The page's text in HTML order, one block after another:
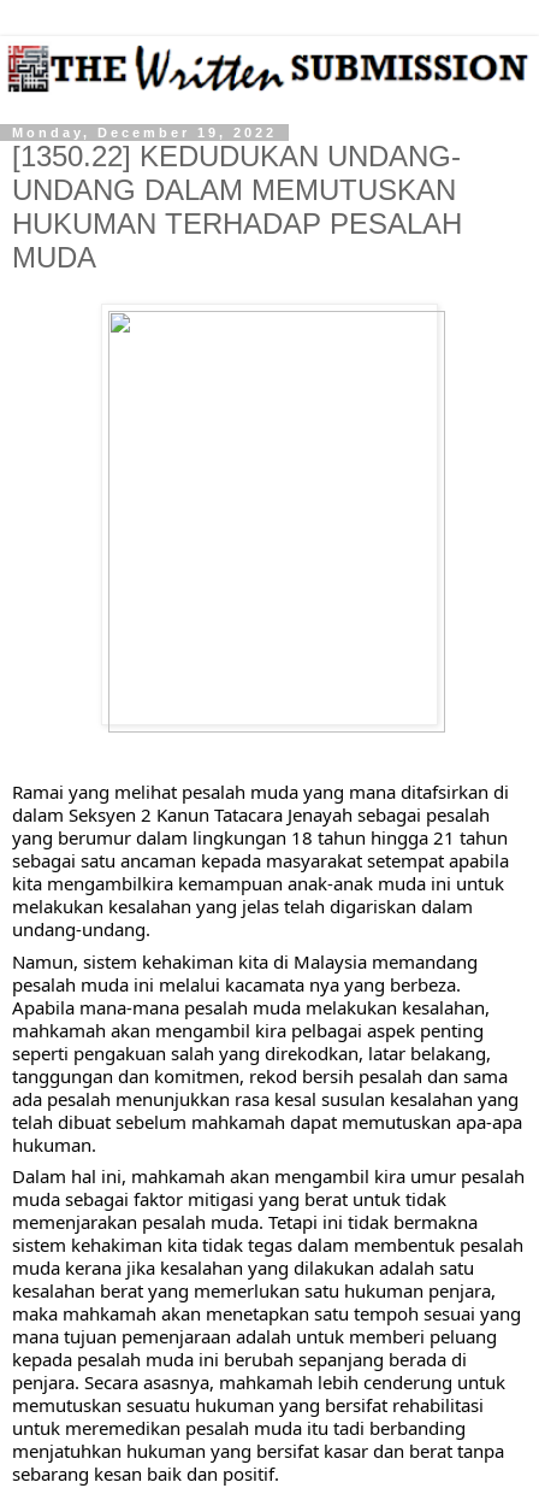
Monday, December 19, 2022
[1350.22] KEDUDUKAN UNDANG-
UNDANG DALAM MEMUTUSKAN
HUKUMAN TERHADAP PESALAH
MUDA
Ramai yang melihat pesalah muda yang mana ditafsirkan di
dalam Seksyen 2 Kanun Tatacara Jenayah sebagai pesalah
yang berumur dalam lingkungan 18 tahun hingga 21 tahun
sebagai satu ancaman kepada masyarakat setempat apabila
kita mengambilkira kemampuan anak-anak muda ini untuk
melakukan kesalahan yang jelas telah digariskan dalam
undang-undang.
Namun, sistem kehakiman kita di Malaysia memandang
pesalah muda ini melalui kacamata nya yang berbeza.
Apabila mana-mana pesalah muda melakukan kesalahan,
mahkamah akan mengambil kira pelbagai aspek penting
seperti pengakuan salah yang direkodkan, latar belakang,
tanggungan dan komitmen, rekod bersih pesalah dan sama
ada pesalah menunjukkan rasa kesal susulan kesalahan yang
telah dibuat sebelum mahkamah dapat memutuskan apa-apa
hukuman.
Dalam hal ini, mahkamah akan mengambil kira umur pesalah
muda sebagai faktor mitigasi yang berat untuk tidak
memenjarakan pesalah muda. Tetapi ini tidak bermakna
sistem kehakiman kita tidak tegas dalam membentuk pesalah
muda kerana jika kesalahan yang dilakukan adalah satu
kesalahan berat yang memerlukan satu hukuman penjara,
maka mahkamah akan menetapkan satu tempoh sesuai yang
mana tujuan pemenjaraan adalah untuk memberi peluang
kepada pesalah muda ini berubah sepanjang berada di
penjara. Secara asasnya, mahkamah lebih cenderung untuk
memutuskan sesuatu hukuman yang bersifat rehabilitasi
untuk meremedikan pesalah muda itu tadi berbanding
menjatuhkan hukuman yang bersifat kasar dan berat tanpa
sebarang kesan baik dan positif.